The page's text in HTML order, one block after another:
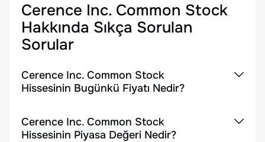
Cerence Inc. Common Stock
Hakkında Sıkça Sorulan
Sorular
Cerence Inc. Common Stock
Hissesinin Bugünkü Fiyatı Nedir?
Cerence Inc. Common Stock
Hissesinin Piyasa Değeri Nedir?